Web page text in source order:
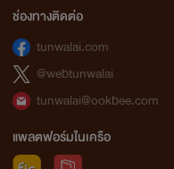
ช่องทางติดต่อ
tunwalai.com
@webtunwalai
tunwalai@ookbee.com
แพลตฟอร์มในเครือ